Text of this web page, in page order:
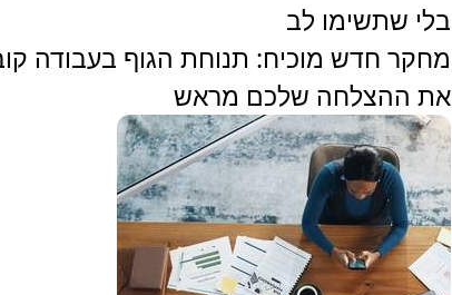
בלי שתשימו לב
מחקר חדש מוכיח: תנוחת הגוף בעבודה
את ההצלחה שלכם מראש